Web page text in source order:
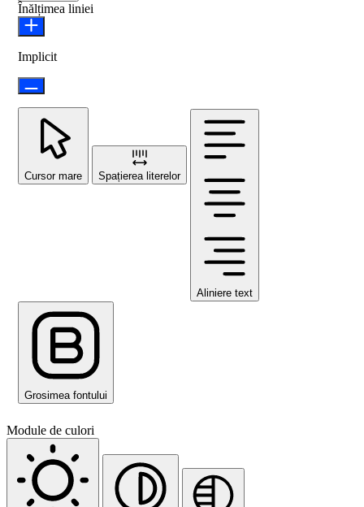
Înălțimea liniei
Implicit
Cursor mare Spațierea literelor
Aliniere text
Grosimea fontului
Module de culori